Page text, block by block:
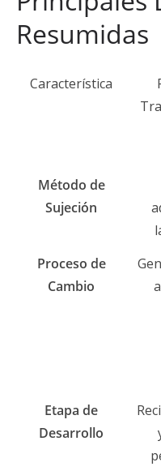
Resumidas
Característica
Método de
Sujeción
Proceso de
Cambio
Etapa de
Desarrollo